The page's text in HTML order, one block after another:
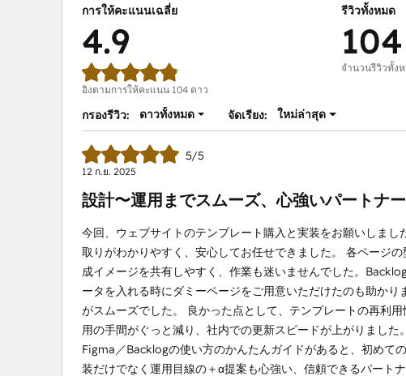
การให้คะแนนเฉลี่ย
4.9
อิงตามการให้คะแนน 104 ดาว
รีวิวทั้งหมด
104
จำนวนรีวิวทั้ง
กรองรีวิว:
ดาวทั้งหมด จัดเรียง: ใหม่ล่าสุด
5/5
12 ก.ย. 2025
設計〜運用までスムーズ、心強いパートナー
今回、ウェブサイトのテンプレート購入と実装をお願いしま
取りがわかりやすく、安心してお任せできました。 各ページ
成イメージを共有しやすく、作業も迷いませんでした。
ータを入れる時にダミーページをご用意いただけたのも助か
がスムーズでした。 良かった点として、テンプレートの再利
用の手間がぐっと減り、社内での更新スピードが上がりまし
Figma／Backlogの使い方のかんたんガイドがあると、初めて
装だけでなく運用目線の＋α提案も心強い、信頼できるパートナ